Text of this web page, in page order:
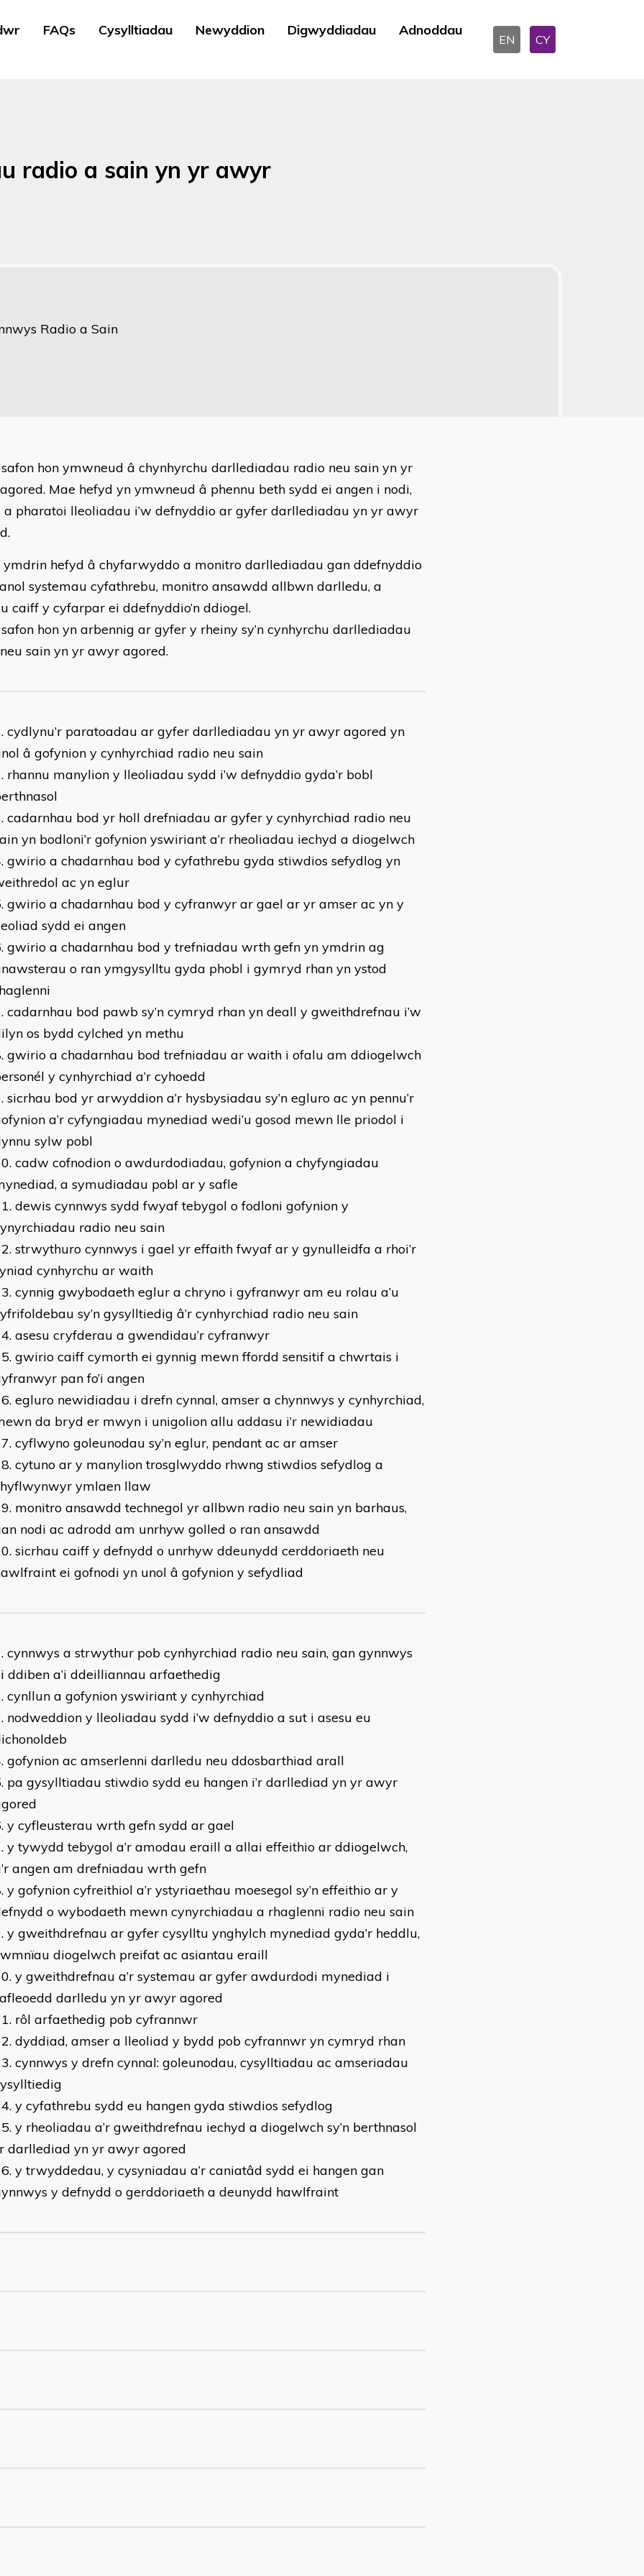
FAQs Cysylltiadau Newyddion Digwyddiadau Adnoddau
EN CY
radio a sain yn yr awyr
Radio a Sain
safon hon ymwneud â chynhyrchu darllediadau radio neu sain yn yr
Mae hefyd yn ymwneud â phennu beth sydd ei angen i nodi,
a pharatoi lleoliadau i’w defnyddio ar gyfer darllediadau yn yr awyr
ymdrin hefyd â chyfarwyddo a monitro darllediadau gan ddefnyddio
systemau cyfathrebu, monitro ansawdd allbwn darlledu, a
caiff y cyfarpar ei ddefnyddio’n ddiogel.
safon hon yn arbennig ar gyfer y rheiny sy’n cynhyrchu darllediadau
sain yn yr awyr agored.
cydlynu’r paratoadau ar gyfer darllediadau yn yr awyr agored yn
â gofynion y cynhyrchiad radio neu sain
rhannu manylion y lleoliadau sydd i’w defnyddio gyda’r bobl
cadarnhau bod yr holl drefniadau ar gyfer y cynhyrchiad radio neu
yn bodloni’r gofynion yswiriant a’r rheoliadau iechyd a diogelwch
gwirio a chadarnhau bod y cyfathrebu gyda stiwdios sefydlog yn
ac yn eglur
gwirio a chadarnhau bod y cyfranwyr ar gael ar yr amser ac yn y
sydd ei angen
gwirio a chadarnhau bod y trefniadau wrth gefn yn ymdrin ag
o ran ymgysylltu gyda phobl i gymryd rhan yn ystod
cadarnhau bod pawb sy’n cymryd rhan yn deall y gweithdrefnau i’w
os bydd cylched yn methu
gwirio a chadarnhau bod trefniadau ar waith i ofalu am ddiogelwch
y cynhyrchiad a’r cyhoedd
sicrhau bod yr arwyddion a’r hysbysiadau sy’n egluro ac yn pennu’r
a’r cyfyngiadau mynediad wedi’u gosod mewn lle priodol i
sylw pobl
cadw cofnodion o awdurdodiadau, gofynion a chyfyngiadau
a symudiadau pobl ar y safle
dewis cynnwys sydd fwyaf tebygol o fodloni gofynion y
radio neu sain
strwythuro cynnwys i gael yr effaith fwyaf ar y gynulleidfa a rhoi’r
cynhyrchu ar waith
cynnig gwybodaeth eglur a chryno i gyfranwyr am eu rolau a’u
sy’n gysylltiedig â’r cynhyrchiad radio neu sain
asesu cryfderau a gwendidau’r cyfranwyr
gwirio caiff cymorth ei gynnig mewn ffordd sensitif a chwrtais i
pan fo’i angen
egluro newidiadau i drefn cynnal, amser a chynnwys y cynhyrchiad,
da bryd er mwyn i unigolion allu addasu i’r newidiadau
cyflwyno goleunodau sy’n eglur, pendant ac ar amser
cytuno ar y manylion trosglwyddo rhwng stiwdios sefydlog a
ymlaen llaw
monitro ansawdd technegol yr allbwn radio neu sain yn barhaus,
nodi ac adrodd am unrhyw golled o ran ansawdd
sicrhau caiff y defnydd o unrhyw ddeunydd cerddoriaeth neu
ei gofnodi yn unol â gofynion y sefydliad
cynnwys a strwythur pob cynhyrchiad radio neu sain, gan gynnwys
ddiben a’i ddeilliannau arfaethedig
cynllun a gofynion yswiriant y cynhyrchiad
nodweddion y lleoliadau sydd i’w defnyddio a sut i asesu eu
gofynion ac amserlenni darlledu neu ddosbarthiad arall
pa gysylltiadau stiwdio sydd eu hangen i’r darllediad yn yr awyr
y cyfleusterau wrth gefn sydd ar gael
y tywydd tebygol a’r amodau eraill a allai effeithio ar ddiogelwch,
angen am drefniadau wrth gefn
y gofynion cyfreithiol a’r ystyriaethau moesegol sy’n effeithio ar y
o wybodaeth mewn cynyrchiadau a rhaglenni radio neu sain
y gweithdrefnau ar gyfer cysylltu ynghylch mynediad gyda’r heddlu,
diogelwch preifat ac asiantau eraill
y gweithdrefnau a’r systemau ar gyfer awdurdodi mynediad i
darlledu yn yr awyr agored
rôl arfaethedig pob cyfrannwr
dyddiad, amser a lleoliad y bydd pob cyfrannwr yn cymryd rhan
cynnwys y drefn cynnal: goleunodau, cysylltiadau ac amseriadau
y cyfathrebu sydd eu hangen gyda stiwdios sefydlog
y rheoliadau a’r gweithdrefnau iechyd a diogelwch sy’n berthnasol
darllediad yn yr awyr agored
y trwyddedau, y cysyniadau a’r caniatâd sydd ei hangen gan
y defnydd o gerddoriaeth a deunydd hawlfraint